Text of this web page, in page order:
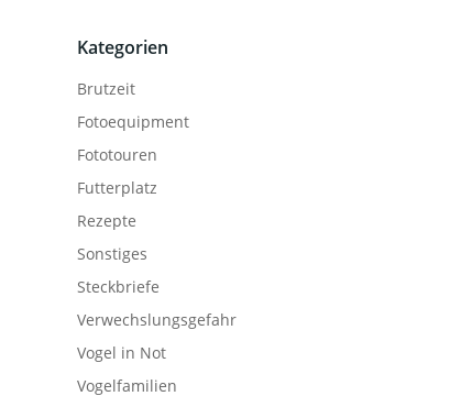
Kategorien
Brutzeit
Fotoequipment
Fototouren
Futterplatz
Rezepte
Sonstiges
Steckbriefe
Verwechslungsgefahr
Vogel in Not
Vogelfamilien